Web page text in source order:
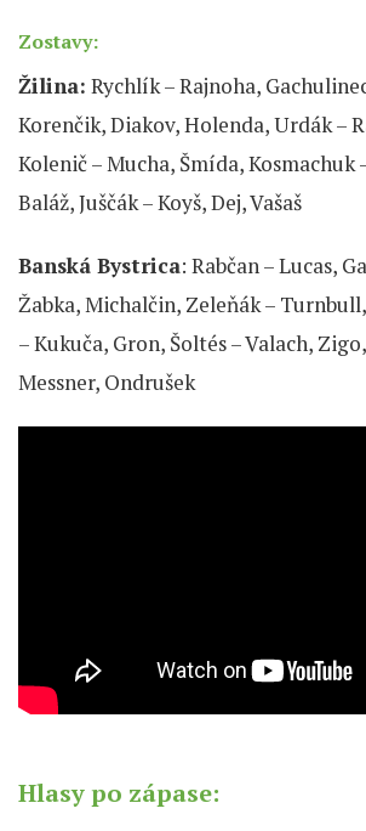
Zostavy:
Žilina: Rychlík – Rajnoha,
Korenčik, Diakov, Holenda, Urdák –
Kolenič – Mucha, Šmída, Kosmachuk
Baláž, Juščák – Koyš, Dej, Vašaš
Banská Bystrica: Rabčan – Lucas,
Žabka, Michalčin, Zeleňák –
– Kukuča, Gron, Šoltés – Valach,
Messner, Ondrušek
Hlasy po zápase: